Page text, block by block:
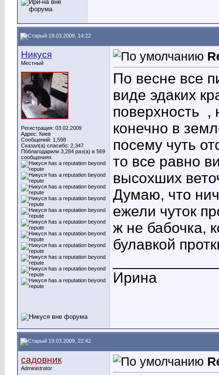
19.03.2009, 14:22
Никуся
Местный
Регистрация: 03.02.2009
Адрес: Киев
Сообщений: 1,598
Сказал(а) спасибо: 2,347
Поблагодарили 3,284 раз(а) в 569
сообщениях
По весне все
виде эдаких
поверхность ,
конечно в
посему чуть
то все равно
высохших
Думаю, что
ежели чуток
ж не бабочка,
булавкой
Ирина
19.03.2009, 22:42
садовник
Administrator